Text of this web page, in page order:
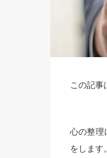
この記事
心の整理
をします。